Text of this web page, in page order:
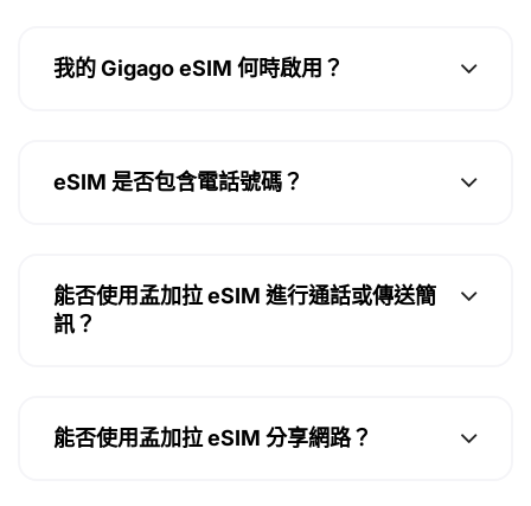
我的 Gigago eSIM 何時啟用？
eSIM 是否包含電話號碼？
能否使用孟加拉 eSIM 進行通話或傳送簡
訊？
能否使用孟加拉 eSIM 分享網路？